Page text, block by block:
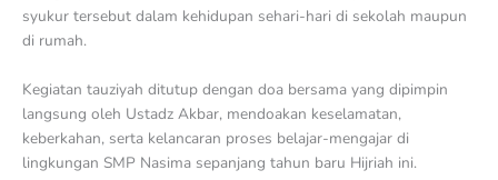
syukur tersebut dalam kehidupan sehari-hari di sekolah maupun
di rumah.
Kegiatan tauziyah ditutup dengan doa bersama yang dipimpin
langsung oleh Ustadz Akbar, mendoakan keselamatan,
keberkahan, serta kelancaran proses belajar-mengajar di
lingkungan SMP Nasima sepanjang tahun baru Hijriah ini.